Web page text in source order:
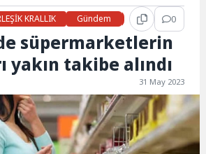
KRALLIK Gündem Haberler 0
süpermarketlerin
yakın takibe alındı
31 May 2023